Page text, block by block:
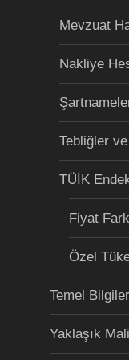
Mevzuat
Nakliye
Tebliğler
TÜİK
Fiyat
Özel
Temel Bilgiler
Yaklaşık